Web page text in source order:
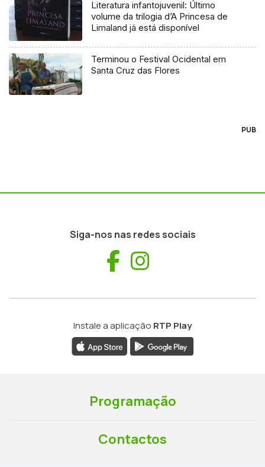
Literatura infantojuvenil: Último
volume da trilogia d’A Princesa de
Limaland já está disponível
Terminou o Festival Ocidental em
Santa Cruz das Flores
PUB
Siga-nos nas redes sociais
Facebook
Instale a aplicação RTP Play
Programação
Contactos